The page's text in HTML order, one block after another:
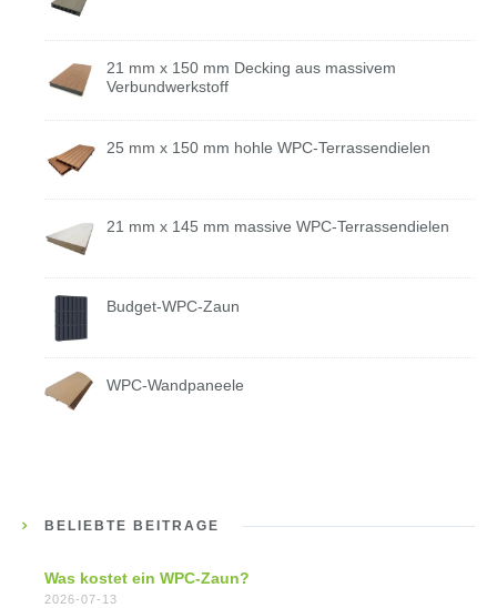
21 mm x 150 mm Decking aus massivem
Verbundwerkstoff
25 mm x 150 mm hohle WPC-Terrassendielen
21 mm x 145 mm massive WPC-Terrassendielen
Budget-WPC-Zaun
WPC-Wandpaneele
BELIEBTE BEITRÄGE
Was kostet ein WPC-Zaun?
2026-07-13